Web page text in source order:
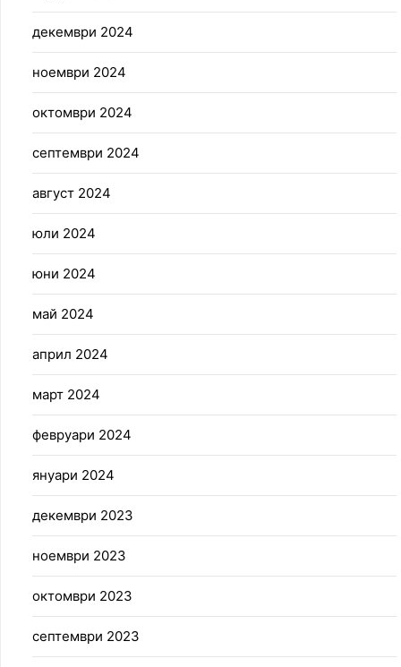
декември 2024
ноември 2024
октомври 2024
септември 2024
август 2024
юли 2024
юни 2024
май 2024
април 2024
март 2024
февруари 2024
януари 2024
декември 2023
ноември 2023
октомври 2023
септември 2023